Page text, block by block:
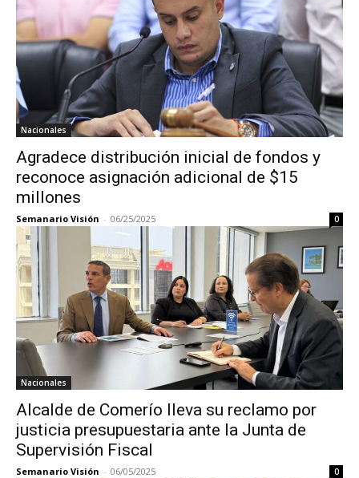
Nacionales
Agradece distribución inicial de fondos y
reconoce asignación adicional de $15
millones
Semanario Visión - 06/25/2025 0
Nacionales
Alcalde de Comerío lleva su reclamo por
justicia presupuestaria ante la Junta de
Supervisión Fiscal
Semanario Visión - 06/05/2025 0